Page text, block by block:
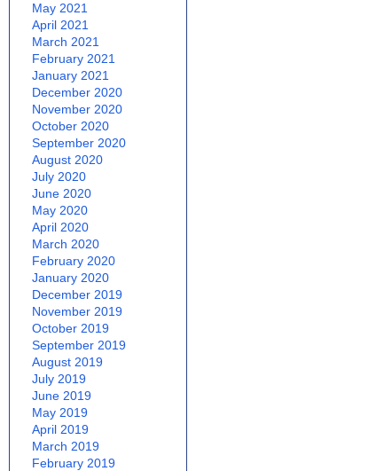
May 2021
April 2021
March 2021
February 2021
January 2021
December 2020
November 2020
October 2020
September 2020
August 2020
July 2020
June 2020
May 2020
April 2020
March 2020
February 2020
January 2020
December 2019
November 2019
October 2019
September 2019
August 2019
July 2019
June 2019
May 2019
April 2019
March 2019
February 2019